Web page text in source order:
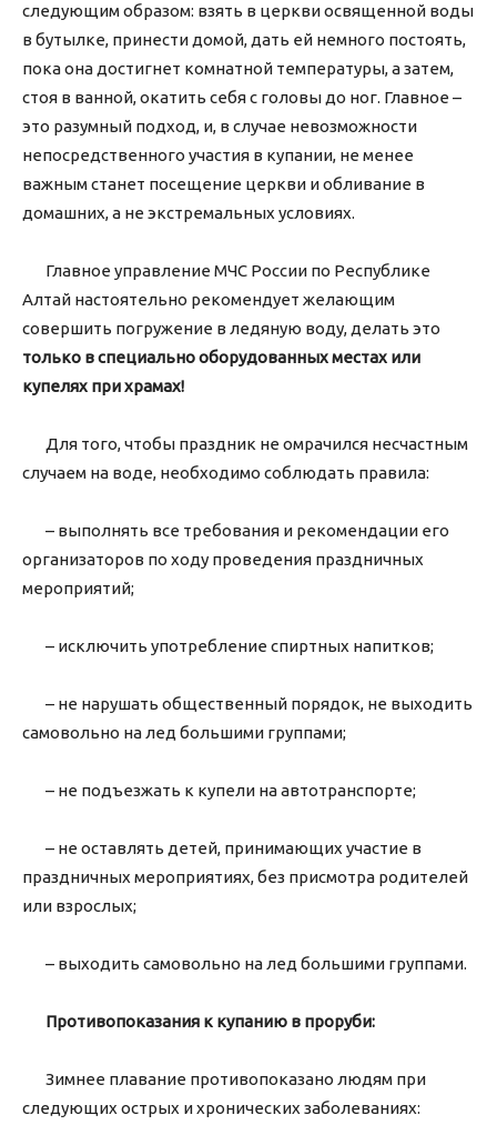
следующим образом: взять в церкви освященной воды
в бутылке, принести домой, дать ей немного постоять,
пока она достигнет комнатной температуры, а затем,
стоя в ванной, окатить себя с головы до ног. Главное –
это разумный подход, и, в случае невозможности
непосредственного участия в купании, не менее
важным станет посещение церкви и обливание в
домашних, а не экстремальных условиях.
Главное управление МЧС России по Республике
Алтай настоятельно рекомендует желающим
совершить погружение в ледяную воду, делать это
только в специально оборудованных местах или
купелях при храмах!
Для того, чтобы праздник не омрачился несчастным
случаем на воде, необходимо соблюдать правила:
– выполнять все требования и рекомендации его
организаторов по ходу проведения праздничных
мероприятий;
– исключить употребление спиртных напитков;
– не нарушать общественный порядок, не выходить
самовольно на лед большими группами;
– не подъезжать к купели на автотранспорте;
– не оставлять детей, принимающих участие в
праздничных мероприятиях, без присмотра родителей
или взрослых;
– выходить самовольно на лед большими группами.
Противопоказания к купанию в проруби:
Зимнее плавание противопоказано людям при
следующих острых и хронических заболеваниях: